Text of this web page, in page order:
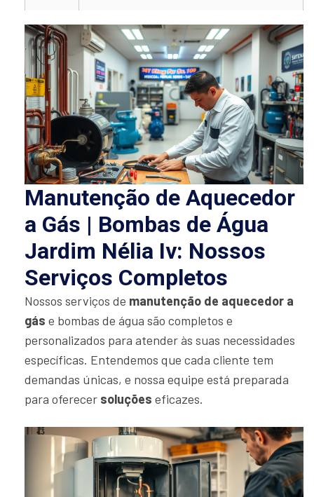
Manutenção de Aquecedor
a Gás | Bombas de Água
Jardim Nélia Iv: Nossos
Serviços Completos
Nossos serviços de manutenção de aquecedor a
gás e bombas de água são completos e
personalizados para atender às suas necessidades
específicas. Entendemos que cada cliente tem
demandas únicas, e nossa equipe está preparada
para oferecer soluções eficazes.